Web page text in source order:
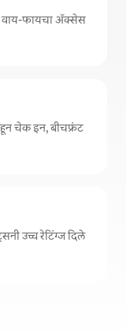
वाय-फायचा अ‍ॅक्सेस
चेक इन, बीचफ्रंट
उच्च रेटिंग्ज दिले